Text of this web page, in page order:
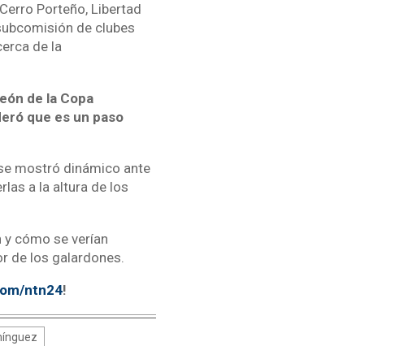
Porteño, Libertad
de clubes
de la
de la Copa
que es un paso
mostró dinámico ante
a la altura de los
cómo se verían
de los galardones.
ntn24!